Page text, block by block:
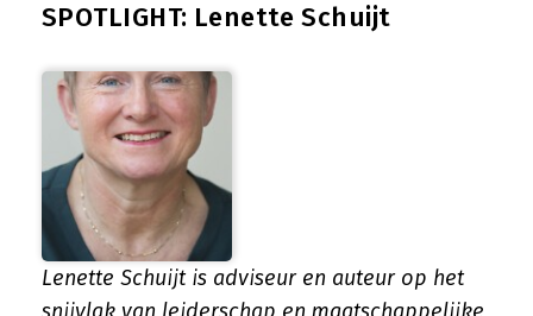
SPOTLIGHT: Lenette Schuijt
Lenette Schuijt is adviseur en auteur op het